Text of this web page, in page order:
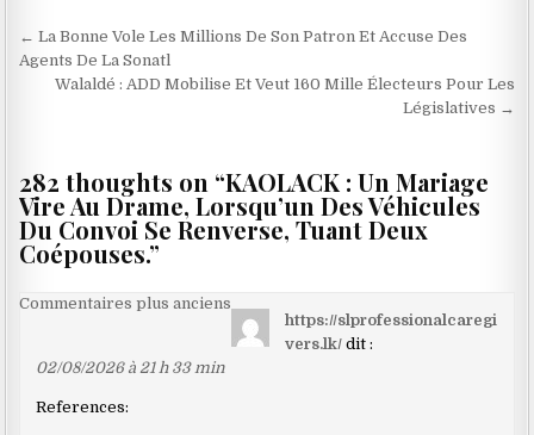
Navigation
de
← La Bonne Vole Les Millions De Son Patron Et Accuse Des
Agents De La Sonatl
Walaldé : ADD Mobilise Et Veut 160 Mille Électeurs Pour Les
Législatives →
282 thoughts on “KAOLACK : Un Mariage
Vire Au Drame, Lorsqu’un Des Véhicules
Du Convoi Se Renverse, Tuant Deux
Coépouses.”
Navigation
les
commentaires
Commentaires plus anciens
https://slprofessionalcaregi
vers.lk/ dit :
02/08/2026 à 21 h 33 min
References: